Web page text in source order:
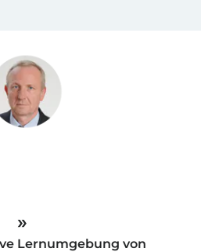
Lernumgebung von